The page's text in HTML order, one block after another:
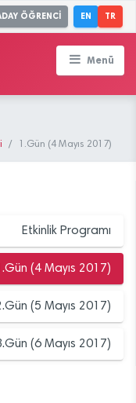
ÖĞRENCİ EN TR
Menü
1.Gün (4 Mayıs 2017)
Etkinlik Programı
(4 Mayıs 2017)
(5 Mayıs 2017)
(6 Mayıs 2017)